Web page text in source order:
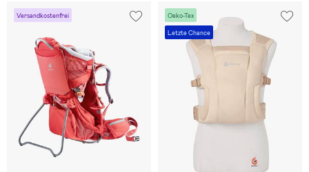
Versandkostenfrei Oeko-Tex
Letzte Chance